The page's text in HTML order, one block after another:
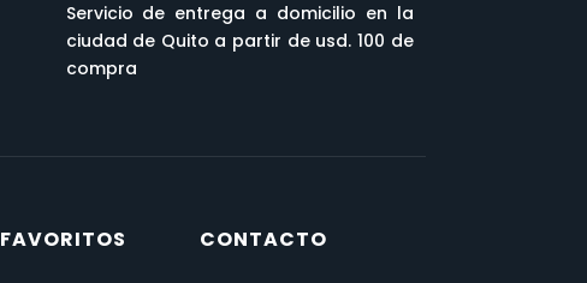
Servicio de entrega a domicilio en la
ciudad de Quito a partir de usd. 100 de
compra
FAVORITOS CONTACTO